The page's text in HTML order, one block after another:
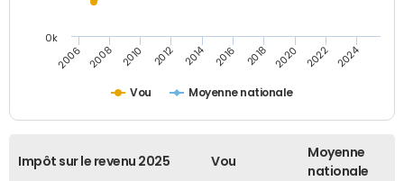
Vou Moyenne nationale
2006 2008 2010 2012 2014 2016 2018 2020 2022 2024
0k
Impôt sur le revenu 2025 Vou
Moyenne
nationale